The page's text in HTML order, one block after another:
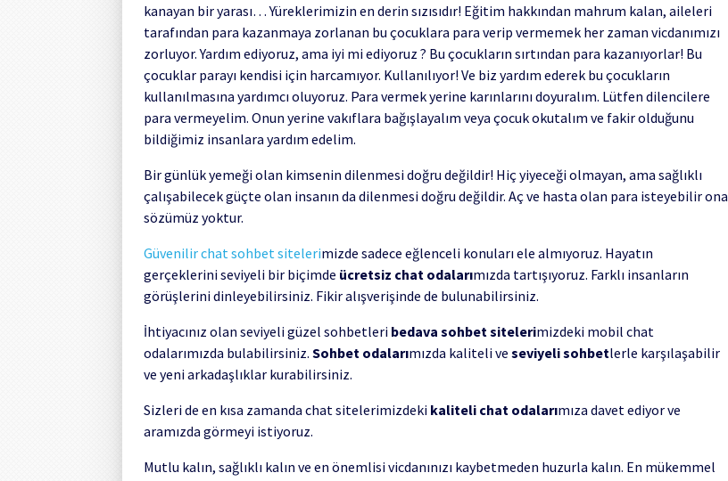
kanayan bir yarası… Yüreklerimizin en derin sızısıdır! Eğitim hakkından mahrum kalan, aileleri
tarafından para kazanmaya zorlanan bu çocuklara para verip vermemek her zaman vicdanımızı
zorluyor. Yardım ediyoruz, ama iyi mi ediyoruz ? Bu çocukların sırtından para kazanıyorlar! Bu
çocuklar parayı kendisi için harcamıyor. Kullanılıyor! Ve biz yardım ederek bu çocukların
kullanılmasına yardımcı oluyoruz. Para vermek yerine karınlarını doyuralım. Lütfen dilencilere
para vermeyelim. Onun yerine vakıflara bağışlayalım veya çocuk okutalım ve fakir olduğunu
bildiğimiz insanlara yardım edelim.
Bir günlük yemeği olan kimsenin dilenmesi doğru değildir! Hiç yiyeceği olmayan, ama sağlıklı
çalışabilecek güçte olan insanın da dilenmesi doğru değildir. Aç ve hasta olan para isteyebilir ona
sözümüz yoktur.
Güvenilir chat sohbet sitelerimizde sadece eğlenceli konuları ele almıyoruz. Hayatın
gerçeklerini seviyeli bir biçimde ücretsiz chat odalarımızda tartışıyoruz. Farklı insanların
görüşlerini dinleyebilirsiniz. Fikir alışverişinde de bulunabilirsiniz.
İhtiyacınız olan seviyeli güzel sohbetleri bedava sohbet sitelerimizdeki mobil chat
odalarımızda bulabilirsiniz. Sohbet odalarımızda kaliteli ve seviyeli sohbetlerle karşılaşabilir
ve yeni arkadaşlıklar kurabilirsiniz.
Sizleri de en kısa zamanda chat sitelerimizdeki kaliteli chat odalarımıza davet ediyor ve
aramızda görmeyi istiyoruz.
Mutlu kalın, sağlıklı kalın ve en önemlisi vicdanınızı kaybetmeden huzurla kalın. En mükemmel